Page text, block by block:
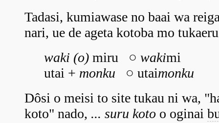
Tadasi, kumiawase no baai wa
nari, ue de ageta kotoba mo
waki (o) miru ○ wakimi
utai + monku ○ utaimonku
Dôsi o meisi to site tukau ni wa,
koto" nado, ... suru koto o oginai